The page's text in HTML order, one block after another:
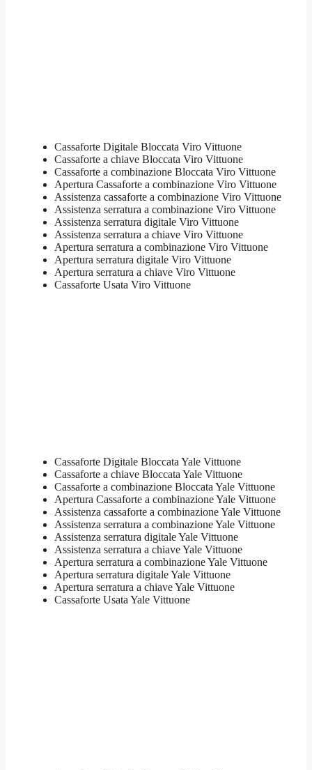
Cassaforte Digitale Bloccata Viro Vittuone
Cassaforte a chiave Bloccata Viro Vittuone
Cassaforte a combinazione Bloccata Viro Vittuone
​Apertura Cassaforte a combinazione Viro Vittuone
Assistenza cassaforte a combinazione Viro Vittuone
​Assistenza serratura​ ​a combinazione Viro Vittuone
Assistenza serratura ​digitale Viro Vittuone
Assistenza serratura ​a chiave Viro Vittuone
​Apertura serratura​ ​a combinazione Viro Vittuone
Apertura serratura​ ​digitale Viro Vittuone
​Apertura serratura​ ​a chiave Viro Vittuone
​Cassaforte Usata Viro Vittuone
Cassaforte Digitale Bloccata Yale Vittuone
Cassaforte a chiave Bloccata Yale Vittuone
Cassaforte a combinazione Bloccata Yale Vittuone
​Apertura Cassaforte a combinazione Yale Vittuone
Assistenza cassaforte a combinazione Yale Vittuone
​Assistenza serratura​ ​a combinazione Yale Vittuone
Assistenza serratura ​digitale Yale Vittuone
Assistenza serratura ​a chiave Yale Vittuone
​Apertura serratura​ ​a combinazione Yale Vittuone
Apertura serratura​ ​digitale Yale Vittuone
​Apertura serratura​ ​a chiave Yale Vittuone
​Cassaforte Usata Yale Vittuone